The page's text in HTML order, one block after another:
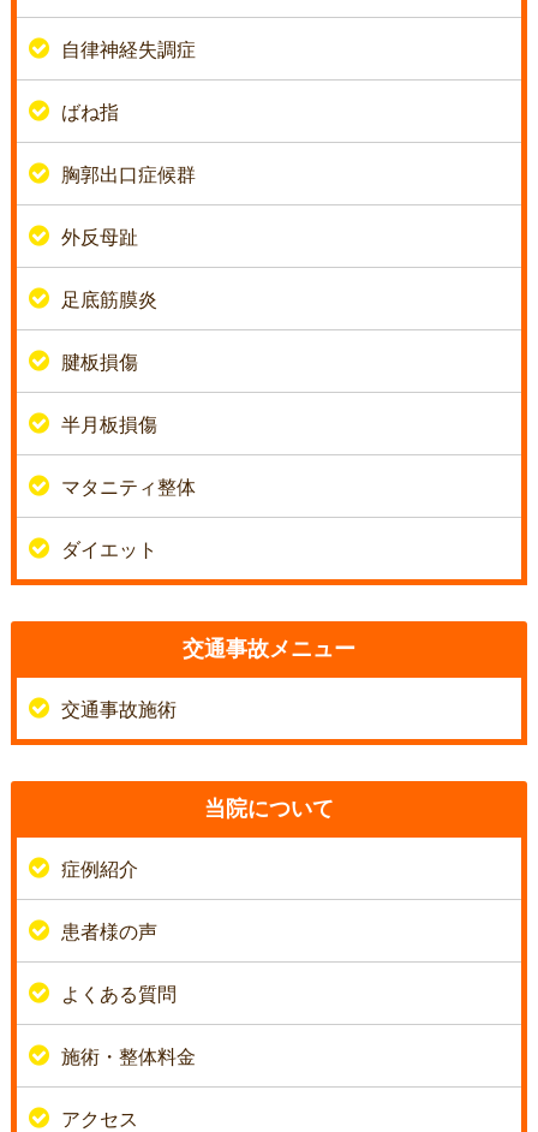
自律神経失調症
ばね指
胸郭出口症候群
外反母趾
足底筋膜炎
腱板損傷
半月板損傷
マタニティ整体
ダイエット
交通事故メニュー
交通事故施術
当院について
症例紹介
患者様の声
よくある質問
施術・整体料金
アクセス